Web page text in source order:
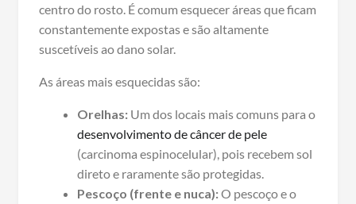
centro do rosto. É comum esquecer áreas que ficam
constantemente expostas e são altamente
suscetíveis ao dano solar.
As áreas mais esquecidas são:
Orelhas:Um dos locais mais comuns para o
desenvolvimento de câncer de pele
(carcinoma espinocelular), pois recebem sol
direto e raramente são protegidas.
Pescoço (frente e nuca):O pescoço e o